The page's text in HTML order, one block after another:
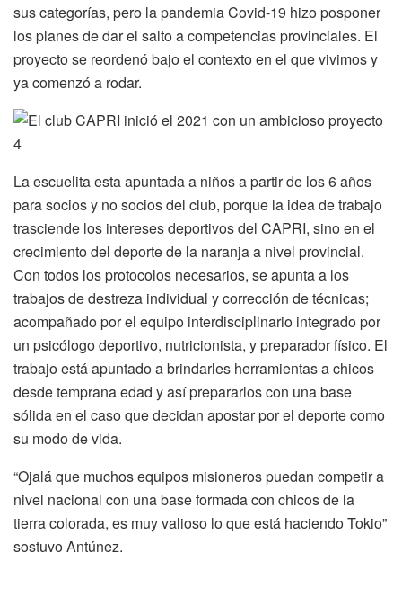
sus categorías, pero la pandemia Covid-19 hizo posponer
los planes de dar el salto a competencias provinciales. El
proyecto se reordenó bajo el contexto en el que vivimos y
ya comenzó a rodar.
La escuelita esta apuntada a niños a partir de los 6 años
para socios y no socios del club, porque la idea de trabajo
trasciende los intereses deportivos del CAPRI, sino en el
crecimiento del deporte de la naranja a nivel provincial.
Con todos los protocolos necesarios, se apunta a los
trabajos de destreza individual y corrección de técnicas;
acompañado por el equipo interdisciplinario integrado por
un psicólogo deportivo, nutricionista, y preparador físico. El
trabajo está apuntado a brindarles herramientas a chicos
desde temprana edad y así prepararlos con una base
sólida en el caso que decidan apostar por el deporte como
su modo de vida.
“Ojalá que muchos equipos misioneros puedan competir a
nivel nacional con una base formada con chicos de la
tierra colorada, es muy valioso lo que está haciendo Tokio”
sostuvo Antúnez.